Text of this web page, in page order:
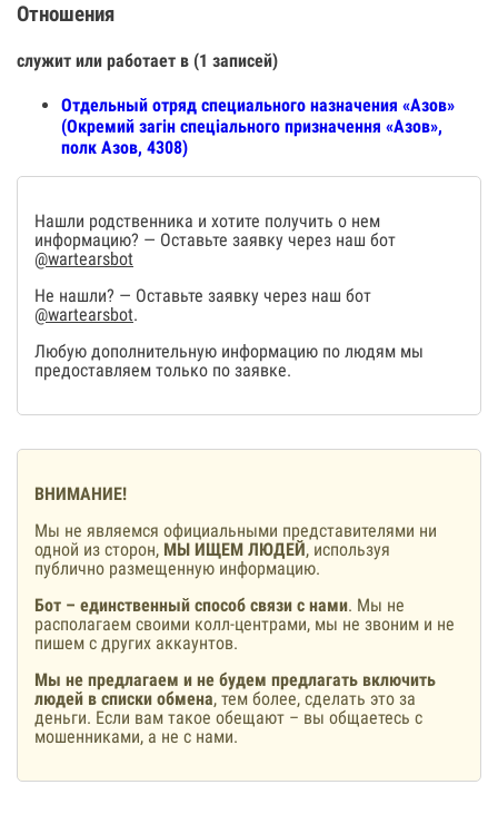
Отношения
служит или работает в (1 записей)
Отдельный отряд специального назначения «Азов»
(Окремий загін спеціального призначення «Азов»,
полк Азов, 4308)
Нашли родственника и хотите получить о нем
информацию? — Оставьте заявку через наш бот
@wartearsbot
Не нашли? — Оставьте заявку через наш бот
@wartearsbot.
Любую дополнительную информацию по людям мы
предоставляем только по заявке.
ВНИМАНИЕ!
Мы не являемся официальными представителями ни
одной из сторон, МЫ ИЩЕМ ЛЮДЕЙ, используя
публично размещенную информацию.
Бот – единственный способ связи с нами. Мы не
располагаем своими колл-центрами, мы не звоним и не
пишем с других аккаунтов.
Мы не предлагаем и не будем предлагать включить
людей в списки обмена, тем более, сделать это за
деньги. Если вам такое обещают – вы общаетесь с
мошенниками, а не с нами.